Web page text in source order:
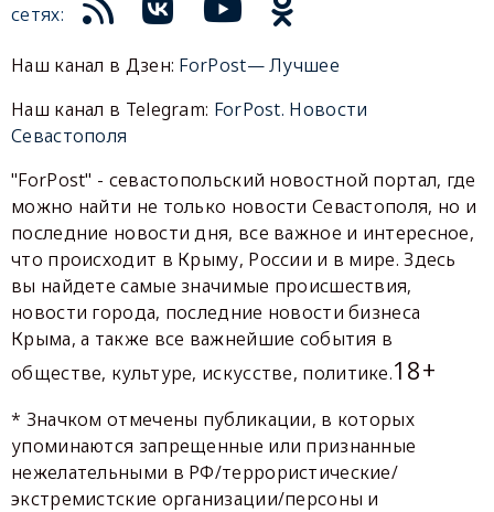
сетях:
Наш канал в Дзен: ForPost— Лучшее
Наш канал в Telegram: ForPost. Новости
Севастополя
"ForPost" - севастопольский новостной портал, где
можно найти не только новости Севастополя, но и
последние новости дня, все важное и интересное,
что происходит в Крыму, России и в мире. Здесь
вы найдете самые значимые происшествия,
новости города, последние новости бизнеса
Крыма, а также все важнейшие события в
обществе, культуре, искусстве, политике.18+
* Значком отмечены публикации, в которых
упоминаются запрещенные или признанные
нежелательными в РФ/террористические/
экстремистские организации/персоны и